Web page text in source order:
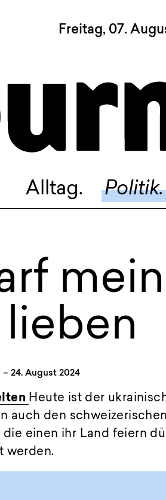
Freitag, 07.
Alltag. Politik.
Blog.
Suche.
BLUESKY
– 24. August 2024
Heute ist der
auch den
einen ihr Land feiern
werden.